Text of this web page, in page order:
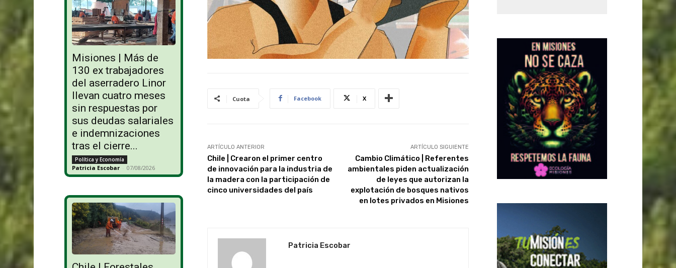
Misiones | Más de
130 ex trabajadores
del aserradero Linor
llevan cuatro meses
sin respuestas por
sus deudas salariales
e indemnizaciones
tras el cierre...
Política y Economía
Patricia Escobar - 07/08/2026
Cuota Facebook X
ARTÍCULO ANTERIOR
Chile | Crearon el primer centro
de innovación para la industria de
la madera con la participación de
cinco universidades del país
ARTÍCULO SIGUIENTE
Cambio Climático | Referentes
ambientales piden actualización
de leyes que autorizan la
explotación de bosques nativos
en lotes privados en Misiones
Patricia Escobar